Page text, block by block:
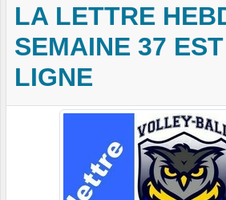
LA LETTRE
SEMAINE 37
LIGNE